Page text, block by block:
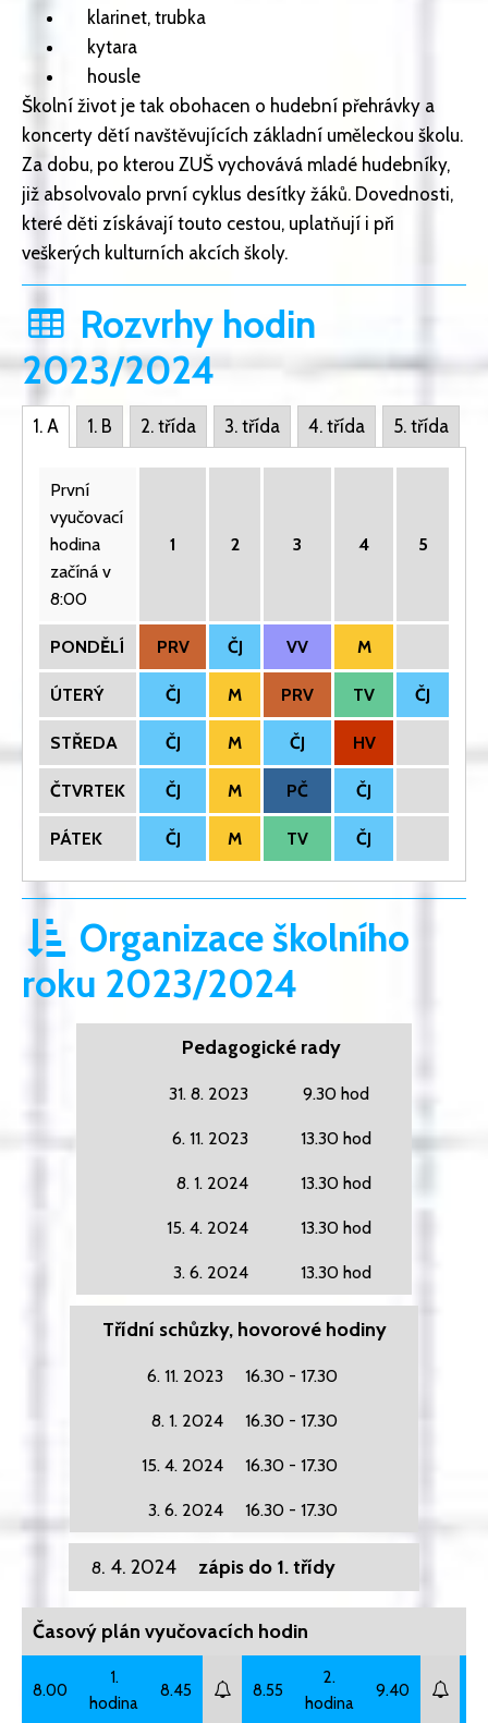
klarinet, trubka
kytara
housle
Školní život je tak obohacen o hudební přehrávky a
koncerty dětí navštěvujících základní uměleckou školu.
Za dobu, po kterou ZUŠ vychovává mladé hudebníky,
již absolvovalo první cyklus desítky žáků. Dovednosti,
které děti získávají touto cestou, uplatňují i při
veškerých kulturních akcích školy.
Rozvrhy hodin
2023/2024
1. A 1. B 2. třída 3. třída 4. třída 5. třída
První
vyučovací
hodina
začíná v
8:00
1 2 3 4 5
PONDĚLÍ PRV ČJ VV M
ÚTERÝ ČJ M PRV TV ČJ
STŘEDA ČJ M ČJ HV
ČTVRTEK ČJ M PČ ČJ
PÁTEK ČJ M TV ČJ
Organizace školního
roku 2023/2024
Pedagogické rady
31. 8. 2023 9.30 hod
6. 11. 2023 13.30 hod
8. 1. 2024 13.30 hod
15. 4. 2024 13.30 hod
3. 6. 2024 13.30 hod
Třídní schůzky, hovorové hodiny
6. 11. 2023 16.30 - 17.30
8. 1. 2024 16.30 - 17.30
15. 4. 2024 16.30 - 17.30
3. 6. 2024 16.30 - 17.30
8. 4. 2024 zápis do 1. třídy
Časový plán vyučovacích hodin
8.00
1.
hodina
8.45 8.55
2.
hodina
9.40